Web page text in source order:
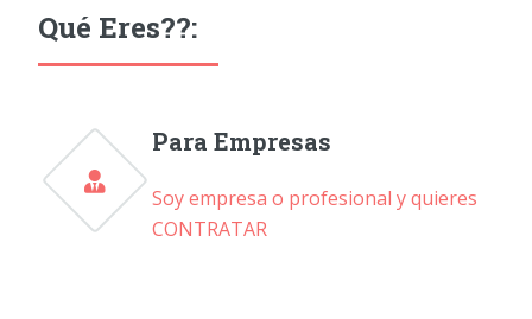
Qué Eres??:
Para Empresas
Soy empresa o profesional y quieres
CONTRATAR